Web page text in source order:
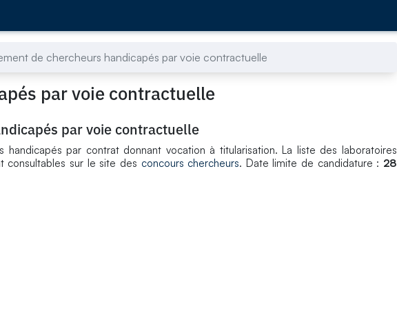
de chercheurs handicapés par voie contractuelle
par voie contractuelle
par voie contractuelle
handicapés par contrat donnant vocation à titularisation. La liste des laboratoires
consultables sur le site des concours chercheurs. Date limite de candidature : 28